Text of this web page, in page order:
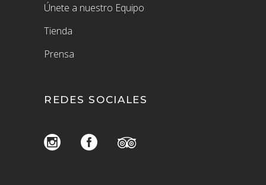
Únete a nuestro Equipo
Tienda
Prensa
REDES SOCIALES